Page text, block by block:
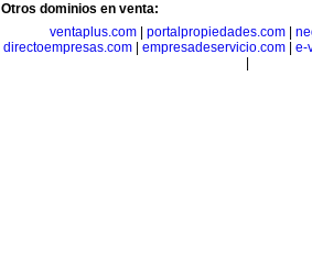
Otros dominios en venta:
ventaplus.com
portalpropiedades.com
directoempresas.com
empresadeservicio.com
e-